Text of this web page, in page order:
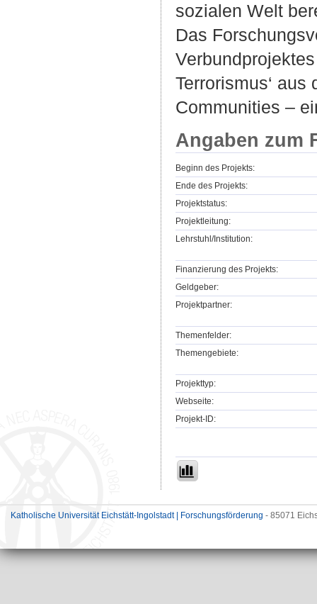
sozialen Welt
Das
Terrorismus‘
Communities –
Angaben zum
Beginn des Projekts:
Ende des Projekts:
Projektstatus:
Projektleitung:
Lehrstuhl/Institution:
Finanzierung des Projekts:
Geldgeber:
Projektpartner:
Themenfelder:
Themengebiete:
Projekttyp:
Webseite:
Projekt-ID:
Katholische Universität Eichstätt-Ingolstadt | Forschungsförderung - 85071